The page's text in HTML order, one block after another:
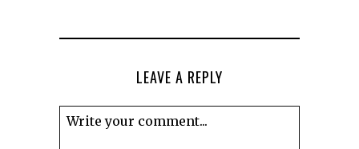
LEAVE A REPLY